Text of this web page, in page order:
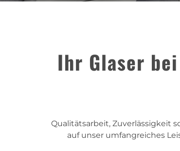
Ihr Glaser
Qualitätsarbeit, Zuverlässigkeit
auf unser umfangreiches